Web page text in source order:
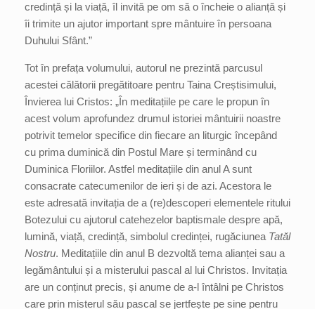
credință și la viață, îl invită pe om să o încheie o alianță și
îi trimite un ajutor important spre mântuire în persoana
Duhului Sfânt.”
Tot în prefața volumului, autorul ne prezintă parcusul
acestei călătorii pregătitoare pentru Taina Creștisimului,
Învierea lui Cristos: „În meditațiile pe care le propun în
acest volum aprofundez drumul istoriei mântuirii noastre
potrivit temelor specifice din fiecare an liturgic începând
cu prima duminică din Postul Mare și terminând cu
Duminica Floriilor. Astfel meditațiile din anul A sunt
consacrate catecumenilor de ieri și de azi. Acestora le
este adresată invitația de a (re)descoperi elementele ritului
Botezului cu ajutorul catehezelor baptismale despre apă,
lumină, viață, credință, simbolul credinței, rugăciunea Tatăl
Nostru. Meditațiile din anul B dezvoltă tema alianței sau a
legământului și a misterului pascal al lui Christos. Invitația
are un conținut precis, și anume de a-l întâlni pe Christos
care prin misterul său pascal se jertfește pe sine pentru